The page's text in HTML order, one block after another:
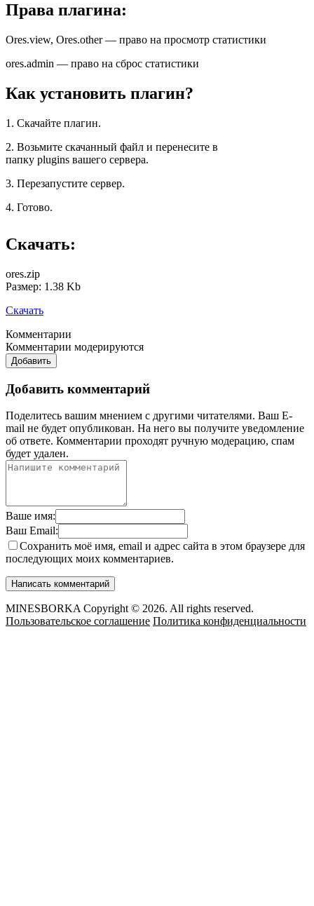
Права плагина:
Ores.view, Ores.other — право на просмотр статистики
ores.admin — право на сброс статистики
Как установить плагин?
1. Скачайте плагин.
2. Возьмите скачанный файл и перенесите в
папку plugins вашего сервера.
3. Перезапустите сервер.
4. Готово.
Скачать:
ores.zip
Размер: 1.38 Kb
Скачать
Комментарии
Комментарии модерируются
Добавить
Добавить комментарий
Поделитесь вашим мнением с другими читателями. Ваш E-
mail не будет опубликован. На него вы получите уведомление
об ответе. Комментарии проходят ручную модерацию, спам
будет удален.
Ваше имя:
Ваш Email:
Сохранить моё имя, email и адрес сайта в этом браузере для
последующих моих комментариев.
MINESBORKA Copyright © 2026. All rights reserved.
Пользовательское соглашение Политика конфиденциальности